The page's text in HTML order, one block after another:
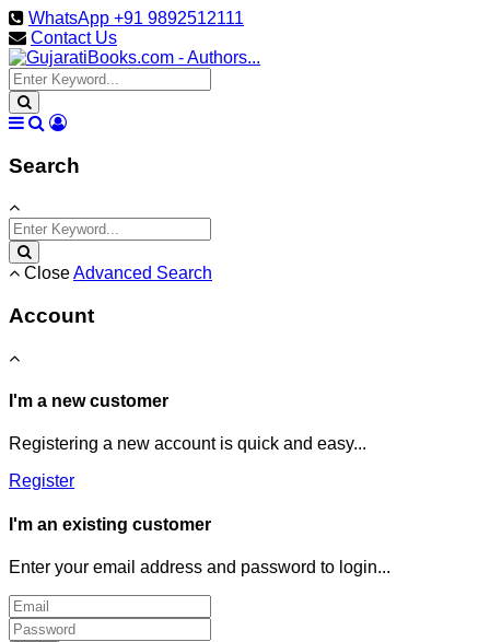
WhatsApp +91 9892512111
Contact Us
Search
CloseAdvanced Search
Account
I'm a new customer
Registering a new account is quick and easy...
Register
I'm an existing customer
Enter your email address and password to login...